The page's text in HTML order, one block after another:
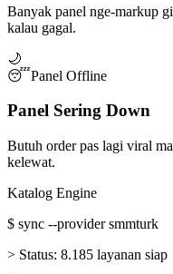
Banyak panel nge-markup
kalau gagal.
🌙
😴Panel Offline
Panel Sering Down
Butuh order pas lagi viral
kelewat.
Katalog Engine
$ sync --provider smmturk
> Status: 8.185 layanan siap